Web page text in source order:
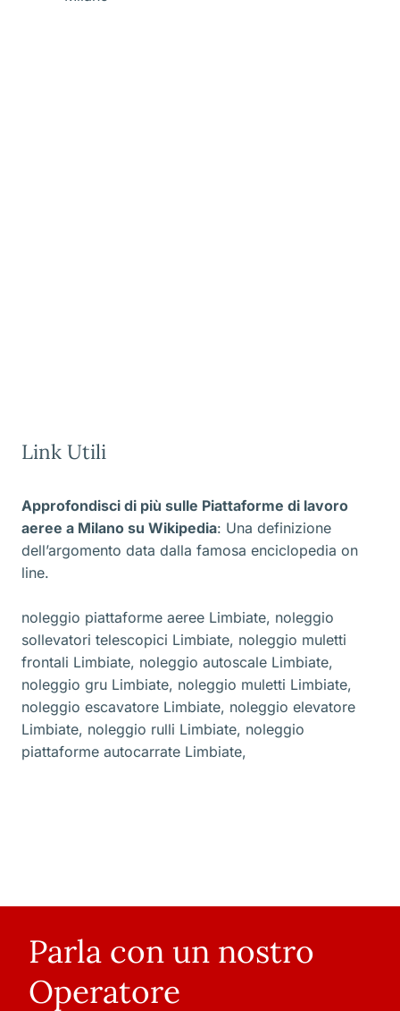
Link Utili
Approfondisci di più sulle Piattaforme di lavoro
aeree a Milano su Wikipedia: Una definizione
dell’argomento data dalla famosa enciclopedia on
line.
noleggio piattaforme aeree Limbiate, noleggio
sollevatori telescopici Limbiate, noleggio muletti
frontali Limbiate, noleggio autoscale Limbiate,
noleggio gru Limbiate, noleggio muletti Limbiate,
noleggio escavatore Limbiate, noleggio elevatore
Limbiate, noleggio rulli Limbiate, noleggio
piattaforme autocarrate Limbiate,
Parla con un nostro
Operatore